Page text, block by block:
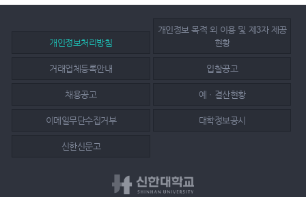
개인정보처리방침
개인정보 목적 외 이용 및 제3자 제공
현황
거래업체등록안내 입찰공고
채용공고 예ㆍ결산현황
이메일무단수집거부 대학정보공시
신한신문고